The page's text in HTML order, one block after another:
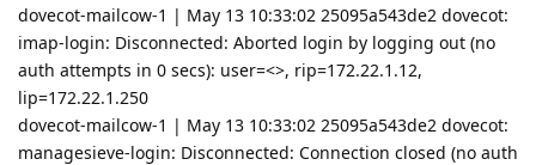
dovecot-mailcow-1 | May 13 10:33:02 25095a543de2 dovecot:
imap-login: Disconnected: Aborted login by logging out (no
auth attempts in 0 secs): user=<>, rip=172.22.1.12,
lip=172.22.1.250
dovecot-mailcow-1 | May 13 10:33:02 25095a543de2 dovecot:
managesieve-login: Disconnected: Connection closed (no auth